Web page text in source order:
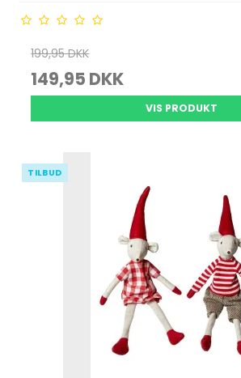
199,95 DKK
149,95 DKK
VIS PRODUKT
TILBUD